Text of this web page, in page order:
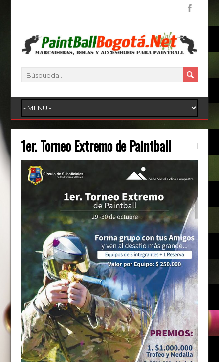
1er. Torneo Extremo de Paintball